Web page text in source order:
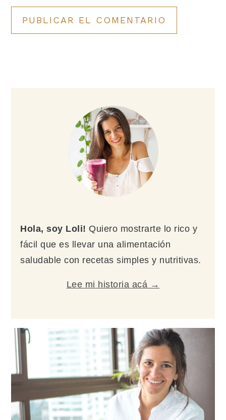
Hola, soy Loli! Quiero mostrarte lo rico y
fácil que es llevar una alimentación
saludable con recetas simples y nutritivas.
Lee mi historia acá →